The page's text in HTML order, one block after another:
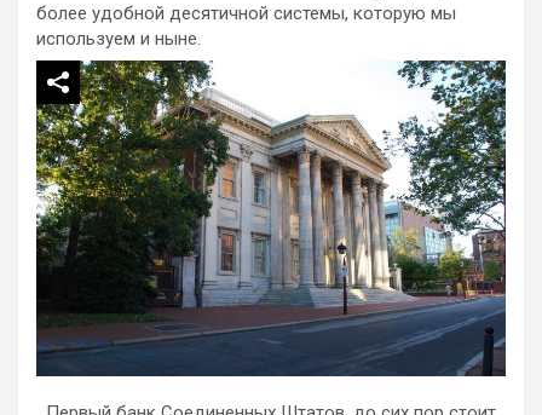
более удобной десятичной системы, которую мы
используем и ныне.